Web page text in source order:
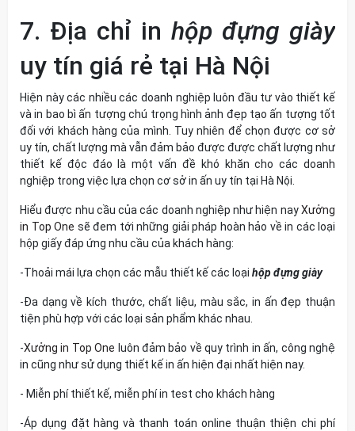
7. Địa chỉ in hộp đựng giày
uy tín giá rẻ tại Hà Nội
Hiện này các nhiều các doanh nghiệp luôn đầu tư vào thiết kế
và in bao bì ấn tượng chú trọng hình ảnh đẹp tạo ấn tượng tốt
đối với khách hàng của mình. Tuy nhiên để chọn được cơ sở
uy tín, chất lượng mà vẫn đảm bảo được được chất lượng như
thiết kế độc đáo là một vấn đề khó khăn cho các doanh
nghiệp trong việc lựa chọn cơ sở in ấn uy tín tại Hà Nội.
Hiểu được nhu cầu của các doanh nghiệp như hiện nayXưởng
in Top One sẽ đem tới những giải pháp hoàn hảo về in các loại
hộp giấy đáp ứng nhu cầu của khách hàng:
-Thoải mái lựa chọn các mẫu thiết kế các loại hộp đựng giày
-Đa dạng về kích thước, chất liệu, màu sắc, in ấn đẹp thuận
tiện phù hợp với các loại sản phẩm khác nhau.
-Xưởng in Top One luôn đảm bảo về quy trình in ấn, công nghệ
in cũng như sử dụng thiết kế in ấn hiện đại nhất hiện nay.
- Miễn phí thiết kế, miễn phí in test cho khách hàng
-Áp dụng đặt hàng và thanh toán online thuận thiện chi phí